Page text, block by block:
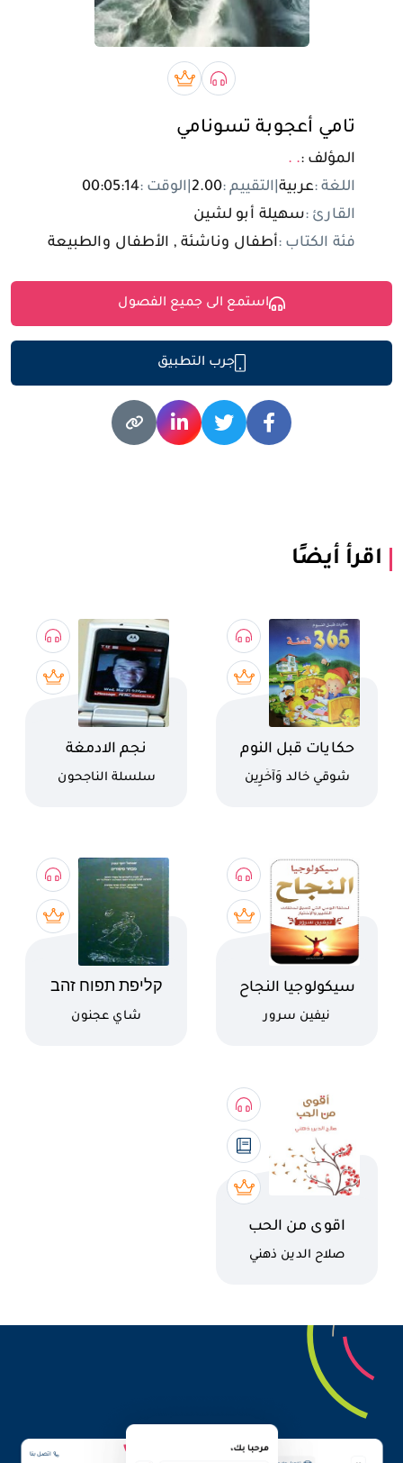
تسجيل الدخول
مستخدم جديد
صوتي bookبريميوم book
تامي أعجوبة تسونامي
المؤلف :. .
اللغة :عربية التقييم :2.00 الوقت :00:05:14
القارئ :سهيلة أبو لشين
فئة الكتاب :أطفال وناشئة , الأطفال والطبيعة
استمع الى جميع الفصول
جرب التطبيق
اقرأ أيضًا
اسم الكتاب
حكايات قبل النوم
المجموعة الثالثة
كاتب
شوقي خالد وَآخَرِين
اسم الكتاب
نجم الادمغة
الالكترونيةكاتب
سلسلة الناجحون
اسم الكتاب
سيكولوجيا النجاح
كاتب
نيفين سرور
اسم الكتاب
קליפת תפוח זהב
كاتب
شاي عجنون
اسم الكتاب
اقوى من الحب
كاتب
صلاح الدين ذهني